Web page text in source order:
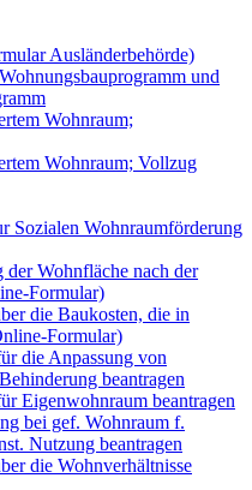
Ausländerbehörde)
und
Wohnraum;
Wohnraum; Vollzug
Sozialen Wohnraumförderung
der Wohnfläche nach der
Formular)
die Baukosten, die in
Formular)
die Anpassung von
beantragen
Eigenwohnraum beantragen
bei gef. Wohnraum f.
Nutzung beantragen
die Wohnverhältnisse